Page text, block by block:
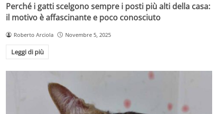
Perché i gatti scelgono sempre i posti più alti della casa:
il motivo è affascinante e poco conosciuto
Roberto Arciola Novembre 5, 2025
Leggi di più